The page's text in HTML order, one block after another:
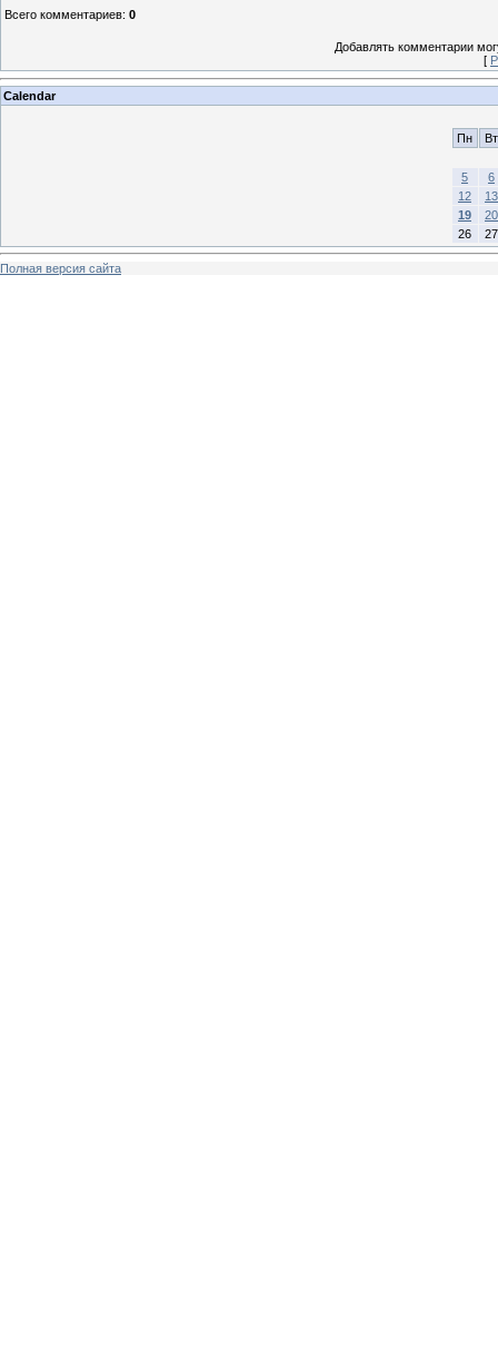
Всего комментариев: 0
Добавлять комментарии
[
Calendar
Пн Вт
5
6
12
13
19
20
26
27
Полная версия сайта